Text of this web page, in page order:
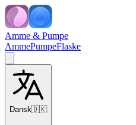
Amme & Pumpe
AmmePumpeFlaske
Dansk🇩🇰